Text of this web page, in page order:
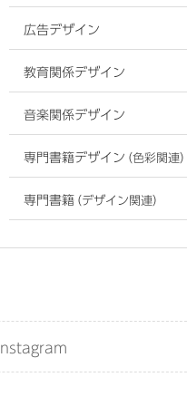
広告デザイン
教育関係デザイン
音楽関係デザイン
専門書籍デザイン（色彩関連）
専門書籍（デザイン関連）
Instagram